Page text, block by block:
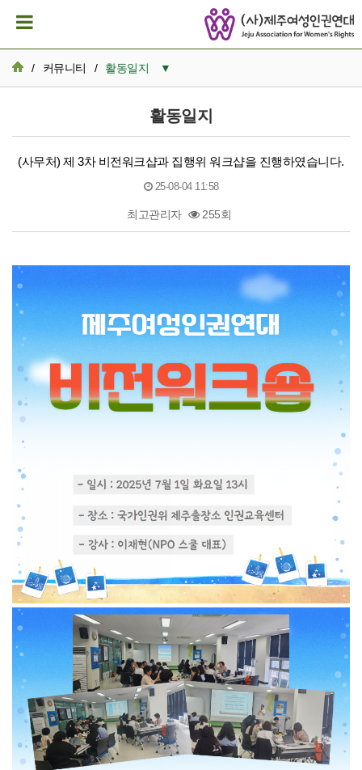
/ 커뮤니티 / 활동일지 ▼
활동일지
뉴스레터 아카이브
재정보고
활동일지
(사무처) 제 3차 비전워크샵과 집행위 워크샵을 진행하였습니다.
25-08-04 11:58
최고관리자 255회